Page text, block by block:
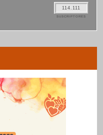
114.111
SUSCRIPTORES